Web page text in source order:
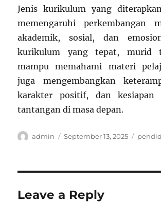
Jenis kurikulum yang
memengaruhi perkembangan
akademik, sosial, dan
kurikulum yang tepat, murid
mampu memahami materi
juga mengembangkan
karakter positif, dan kesiapan
tantangan di masa depan.
Author
admin
Posted
September 13, 2025
Leave a Reply